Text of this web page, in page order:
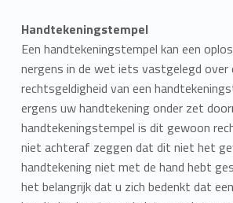
Handtekeningstempel
Een handtekeningstempel kan een
nergens in de wet iets vastgelegd over
rechtsgeldigheid van een
ergens uw handtekening onder zet
handtekeningstempel is dit gewoon
niet achteraf zeggen dat dit niet het
handtekening niet met de hand hebt
het belangrijk dat u zich bedenkt dat een